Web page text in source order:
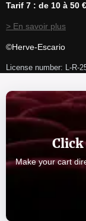
Tarif 7 : de 10 à 50
> En savoir plus
©Herve-Escario
License number: L-R-
Click
Make your cart